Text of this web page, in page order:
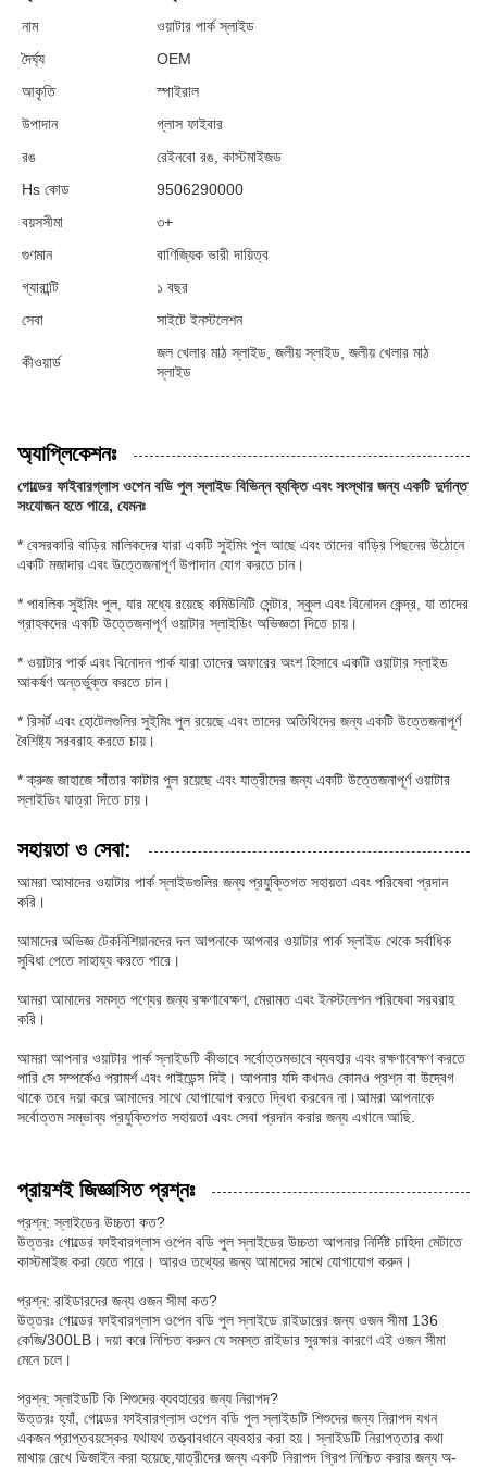
নাম
ওয়াটার পার্ক স্লাইড
দৈর্ঘ্য
OEM
আকৃতি
স্পাইরাল
উপাদান
গ্লাস ফাইবার
রঙ
রেইনবো রঙ, কাস্টমাইজড
Hs কোড
9506290000
বয়সসীমা
৩+
গুণমান
বাণিজ্যিক ভারী দায়িত্ব
গ্যারান্টি
১ বছর
সেবা
সাইটে ইনস্টলেশন
কীওয়ার্ড
জল খেলার মাঠ স্লাইড, জলীয় স্লাইড, জলীয় খেলার মাঠ
স্লাইড
অ্যাপ্লিকেশনঃ
গোল্ডের ফাইবারগ্লাস ওপেন বডি পুল স্লাইড বিভিন্ন ব্যক্তি এবং সংস্থার জন্য একটি দুর্দান্ত
সংযোজন হতে পারে, যেমনঃ
* বেসরকারি বাড়ির মালিকদের যারা একটি সুইমিং পুল আছে এবং তাদের বাড়ির পিছনের উঠোনে
একটি মজাদার এবং উত্তেজনাপূর্ণ উপাদান যোগ করতে চান।
* পাবলিক সুইমিং পুল, যার মধ্যে রয়েছে কমিউনিটি সেন্টার, স্কুল এবং বিনোদন কেন্দ্র, যা তাদের
গ্রাহকদের একটি উত্তেজনাপূর্ণ ওয়াটার স্লাইডিং অভিজ্ঞতা দিতে চায়।
* ওয়াটার পার্ক এবং বিনোদন পার্ক যারা তাদের অফারের অংশ হিসাবে একটি ওয়াটার স্লাইড
আকর্ষণ অন্তর্ভুক্ত করতে চান।
* রিসর্ট এবং হোটেলগুলির সুইমিং পুল রয়েছে এবং তাদের অতিথিদের জন্য একটি উত্তেজনাপূর্ণ
বৈশিষ্ট্য সরবরাহ করতে চায়।
* ক্রুজ জাহাজে সাঁতার কাটার পুল রয়েছে এবং যাত্রীদের জন্য একটি উত্তেজনাপূর্ণ ওয়াটার
স্লাইডিং যাত্রা দিতে চায়।
সহায়তা ও সেবা:
আমরা আমাদের ওয়াটার পার্ক স্লাইডগুলির জন্য প্রযুক্তিগত সহায়তা এবং পরিষেবা প্রদান
করি।
আমাদের অভিজ্ঞ টেকনিশিয়ানদের দল আপনাকে আপনার ওয়াটার পার্ক স্লাইড থেকে সর্বাধিক
সুবিধা পেতে সাহায্য করতে পারে।
আমরা আমাদের সমস্ত পণ্যের জন্য রক্ষণাবেক্ষণ, মেরামত এবং ইনস্টলেশন পরিষেবা সরবরাহ
করি।
আমরা আপনার ওয়াটার পার্ক স্লাইডটি কীভাবে সর্বোত্তমভাবে ব্যবহার এবং রক্ষণাবেক্ষণ করতে
পারি সে সম্পর্কেও পরামর্শ এবং গাইডেন্স দিই। আপনার যদি কখনও কোনও প্রশ্ন বা উদ্বেগ
থাকে তবে দয়া করে আমাদের সাথে যোগাযোগ করতে দ্বিধা করবেন না।আমরা আপনাকে
সর্বোত্তম সম্ভাব্য প্রযুক্তিগত সহায়তা এবং সেবা প্রদান করার জন্য এখানে আছি.
প্রায়শই জিজ্ঞাসিত প্রশ্নঃ
প্রশ্ন: স্লাইডের উচ্চতা কত?
উত্তরঃ গোল্ডের ফাইবারগ্লাস ওপেন বডি পুল স্লাইডের উচ্চতা আপনার নির্দিষ্ট চাহিদা মেটাতে
কাস্টমাইজ করা যেতে পারে। আরও তথ্যের জন্য আমাদের সাথে যোগাযোগ করুন।
প্রশ্ন: রাইডারদের জন্য ওজন সীমা কত?
উত্তরঃ গোল্ডের ফাইবারগ্লাস ওপেন বডি পুল স্লাইডে রাইডারের জন্য ওজন সীমা 136
কেজি/300LB। দয়া করে নিশ্চিত করুন যে সমস্ত রাইডার সুরক্ষার কারণে এই ওজন সীমা
মেনে চলে।
প্রশ্ন: স্লাইডটি কি শিশুদের ব্যবহারের জন্য নিরাপদ?
উত্তরঃ হ্যাঁ, গোল্ডের ফাইবারগ্লাস ওপেন বডি পুল স্লাইডটি শিশুদের জন্য নিরাপদ যখন
একজন প্রাপ্তবয়স্কের যথাযথ তত্ত্বাবধানে ব্যবহার করা হয়। স্লাইডটি নিরাপত্তার কথা
মাথায় রেখে ডিজাইন করা হয়েছে,যাত্রীদের জন্য একটি নিরাপদ গ্রিপ নিশ্চিত করার জন্য অ-